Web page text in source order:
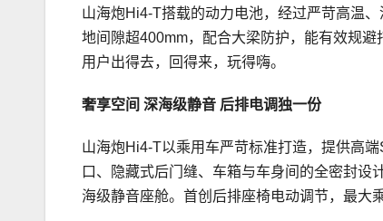
山海炮Hi4-T搭载的动力电池，经过严苛高温
地间隙超400mm，配合大梁防护，能有效规
用户出得去，回得来，玩得嗨。
奢享空间 深海级静音 后排电调独一份
山海炮Hi4-T以乘用车严苛标准打造，提供高
口、隐藏式后门缝、车箱与车身间的全密封
海级静音座舱。首创后排座椅电动调节，最大